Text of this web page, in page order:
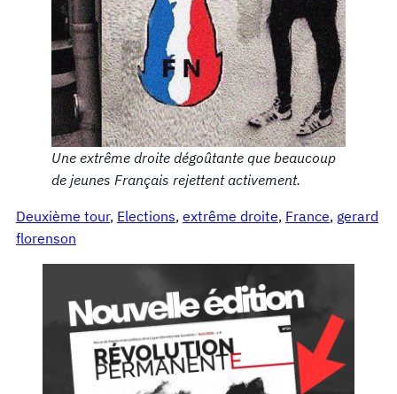
Une extrême droite dégoûtante que beaucoup
de jeunes Français rejettent activement.
Deuxième tour, Elections, extrême droite, France, gerard
florenson